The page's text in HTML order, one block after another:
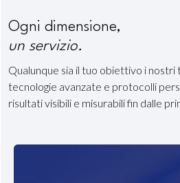
Ogni dimensione,
un servizio.
Qualunque sia il tuo obiettivo i
tecnologie avanzate e protocolli
risultati visibili e misurabili fin dalle